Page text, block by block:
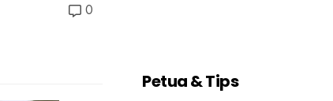
0
Petua & Tips